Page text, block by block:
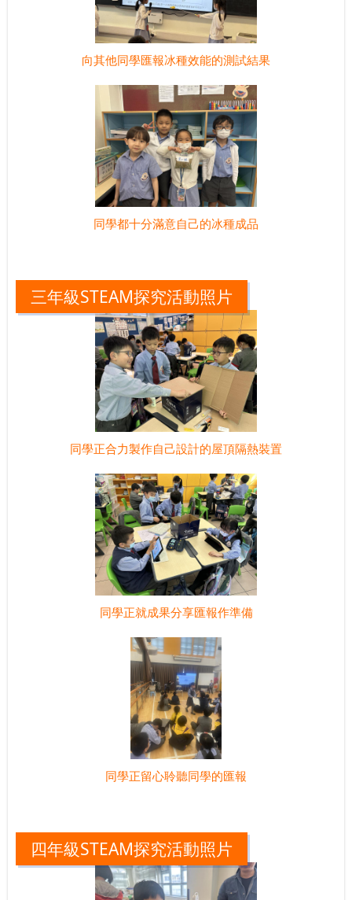
向其他同學匯報冰種效能的測試結果
同學都十分滿意自己的冰種成品
三年級STEAM探究活動照片
同學正合力製作自己設計的屋頂隔熱裝置
同學正就成果分享匯報作準備
同學正留心聆聽同學的匯報
四年級STEAM探究活動照片